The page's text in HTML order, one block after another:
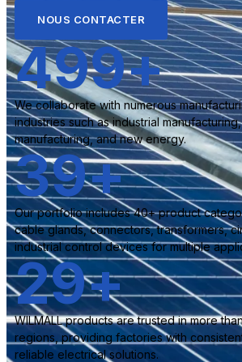
NOUS CONTACTER
We collaborate with numerous
industries such as industrial manufacturing,
manufacturing, and new energy.
500+
Our portfolio includes 40+ product
cable glands, connectors, transformers,
industrial control devices for multiple
40+
WILMALL products are trusted in more
regions, providing factories with
reliable electrical solutions.
30+